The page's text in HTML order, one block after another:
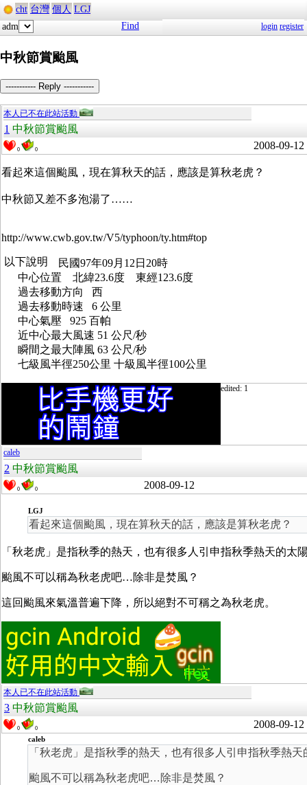
cht 台灣 個人 LGJ
adm
Find login register
中秋節賞颱風
----------- Reply -----------
本人已不在此站活動
1 中秋節賞颱風
0 0 2008-09-12
看起來這個颱風，現在算秋天的話，應該是算秋老虎？
中秋節又差不多泡湯了……
http://www.cwb.gov.tw/V5/typhoon/ty.htm#top
民國97年09月12日20時
中心位置 北緯23.6度 東經123.6度
過去移動方向 西
過去移動時速 6 公里
中心氣壓 925 百帕
近中心最大風速 51 公尺/秒
瞬間之最大陣風 63 公尺/秒
七級風半徑250公里 十級風半徑100公里
edited: 1
caleb
2 中秋節賞颱風
0 0 2008-09-12
LGJ
看起來這個颱風，現在算秋天的話，應該是算秋老虎？
「秋老虎」是指秋季的熱天，也有很多人引申指秋季熱天的太
颱風不可以稱為秋老虎吧…除非是焚風？
這回颱風來氣溫普遍下降，所以絕對不可稱之為秋老虎。
本人已不在此站活動
3 中秋節賞颱風
0 0 2008-09-12
caleb
「秋老虎」是指秋季的熱天，也有很多人引申指秋季熱
颱風不可以稱為秋老虎吧…除非是焚風？